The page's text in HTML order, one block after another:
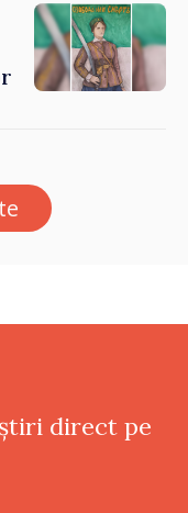
direct pe